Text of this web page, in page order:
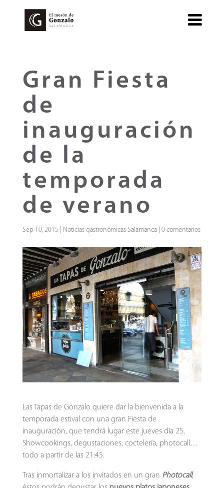
Gran Fiesta
de
inauguración
de la
temporada
de verano
Sep 10, 2015 Noticias gastronómicas Salamanca| 0 comentarios
Las Tapas de Gonzalo quiere dar la bienvenida a la
temporada estival con una gran Fiesta de
inauguración, que tendrá lugar este jueves día 25.
Showcookings, degustaciones, coctelería, photocall…
todo a partir de las 21:45.
Tras inmortalizar a los invitados en un gran Photocall,